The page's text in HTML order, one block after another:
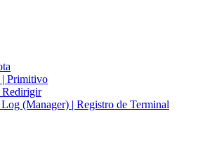
Primitivo
Redirigir
(Manager) | Registro de Terminal